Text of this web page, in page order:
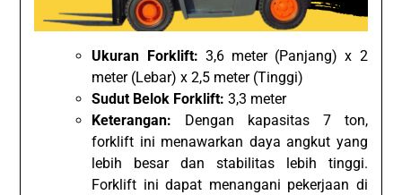
Ukuran Forklift: 3,6 meter (Panjang) x 2
meter (Lebar) x 2,5 meter (Tinggi)
Sudut Belok Forklift: 3,3 meter
Keterangan: Dengan kapasitas 7 ton,
forklift ini menawarkan daya angkut yang
lebih besar dan stabilitas lebih tinggi.
Forklift ini dapat menangani pekerjaan di